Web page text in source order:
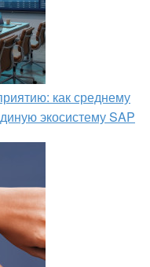
как среднему
экосистему SAP